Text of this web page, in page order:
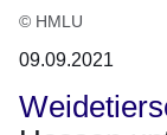
© HMLU
09.09.2021